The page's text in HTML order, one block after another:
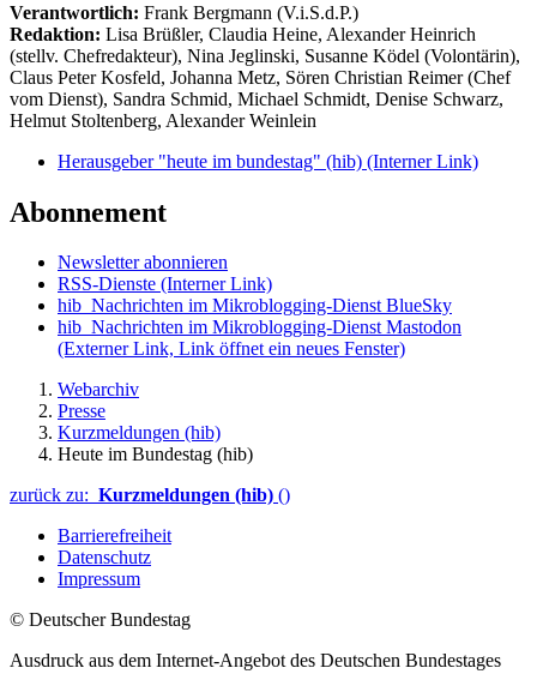
Verantwortlich: Frank Bergmann (V.i.S.d.P.)
Redaktion: Lisa Brüßler, Claudia Heine, Alexander Heinrich
(stellv. Chefredakteur), Nina Jeglinski, Susanne Ködel (Volontärin),
Claus Peter Kosfeld, Johanna Metz, Sören Christian Reimer (Chef
vom Dienst), Sandra Schmid, Michael Schmidt, Denise Schwarz,
Helmut Stoltenberg, Alexander Weinlein
Herausgeber "heute im bundestag" (hib) (Interner Link)
Abonnement
Newsletter abonnieren
RSS-Dienste (Interner Link)
hib_Nachrichten im Mikroblogging-Dienst BlueSky
hib_Nachrichten im Mikroblogging-Dienst Mastodon
(Externer Link, Link öffnet ein neues Fenster)
Webarchiv
Presse
Kurzmeldungen (hib)
Heute im Bundestag (hib)
zurück zu: Kurzmeldungen (hib) ()
Barrierefreiheit
Datenschutz
Impressum
© Deutscher Bundestag
Ausdruck aus dem Internet-Angebot des Deutschen Bundestages